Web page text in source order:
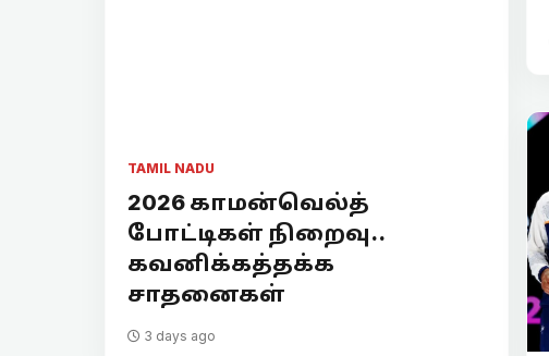
TAMIL NADU
2026 காமன்வெல்த்
போட்டிகள் நிறைவு..
கவனிக்கத்தக்க
சாதனைகள்
3 days ago